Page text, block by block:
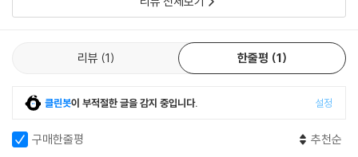
고, 인간의 염원을 들어주지 않는 신을 날려 버리는 맹자 그림은 맹자가 얼
이야기와 함께 자유롭고 거침없이 살았던 장자의 면모를 표현했고, 각 잡
고 서 있는 묵자와 전쟁 반대 1인 시위 중인 묵자 그림은 그가 공인(工人)
출신이라는 점, 평화와 사랑을 강조했다는 점을 알 수 있게 해 준다.
이처럼 이 책은 글의 내용과 형식과 곁들여진 일러스트까지 모두가 하나로
어우러져 동양 고전을 쉽고 재미있게 이해할 수 있도록 돕는다. 동양 고전
의 핵심 사상, 그 안의 깊은 뜻, 보물 같은 글귀, 웃음이 터지는 남다른 재
리뷰 1 한줄평 1
클린봇이 부적절한 글을 감지 중입니다. 설정
구매한줄평 추천순